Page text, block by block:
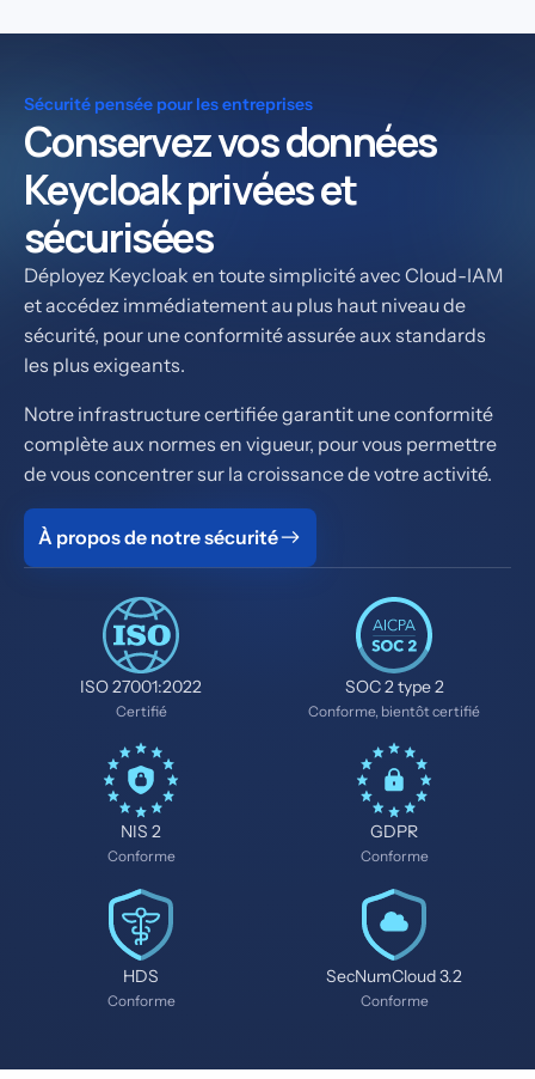
Sécurité pensée pour les entreprises
Conservez vos données
Keycloak privées et
sécurisées
Déployez Keycloak en toute simplicité avec Cloud-IAM
et accédez immédiatement au plus haut niveau de
sécurité, pour une conformité assurée aux standards
les plus exigeants.
Notre infrastructure certifiée garantit une conformité
complète aux normes en vigueur, pour vous permettre
de vous concentrer sur la croissance de votre activité.
À propos de notre sécurité
ISO 27001:2022
Certifié
SOC 2 type 2
Conforme, bientôt certifié
NIS 2
Conforme
GDPR
Conforme
HDS
Conforme
SecNumCloud 3.2
Conforme